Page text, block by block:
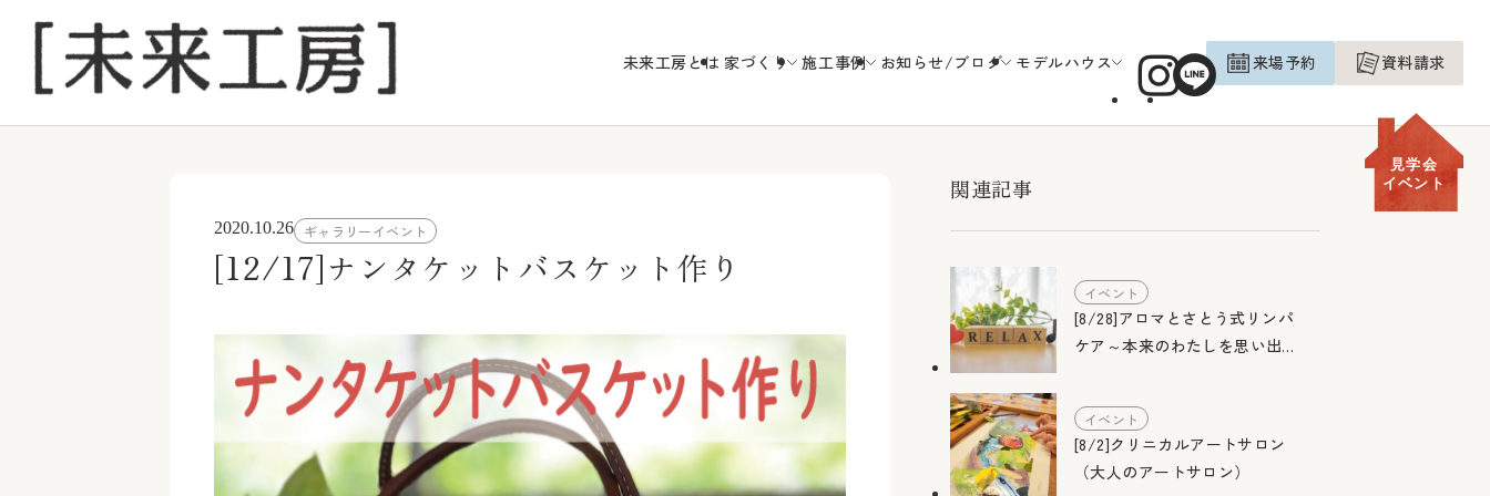
未来工房とは
未来工房の
家づくり 施工事例 お知らせ/ブログ モデルハウス 来場予約 資料請求
見学会
イベント
2020.10.26 ギャラリーイベント
[12/17]ナンタケットバスケット作り
関連記事
イベント
[8/28]アロマとさとう式リンパ
ケア～本来のわたしを思い出す
イベント
[8/2]クリニカルアートサロン
（大人のアートサロン）